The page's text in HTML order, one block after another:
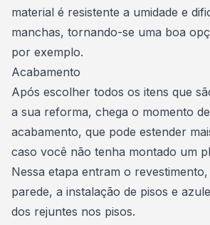
material é resistente a umidade e
manchas, tornando-se uma boa
por exemplo.
Acabamento
Após escolher todos os itens que
a sua reforma, chega o momento
acabamento, que pode estender
caso você não tenha montado um
Nessa etapa entram o revestimento
parede, a instalação de pisos e
dos rejuntes nos pisos.